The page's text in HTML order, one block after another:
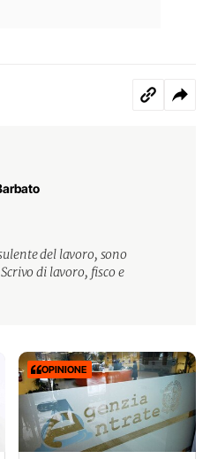
del lavoro, sono
di lavoro, fisco e
OPINIONE